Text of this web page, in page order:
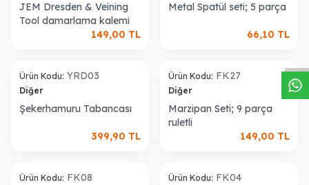
WhasappDesteHatt
JEM Dresden & Veining
Tool damarlama kalemi
149,00 TL
Metal Spatül seti; 5 parça
66,10 TL
Ürün Kodu: YRD03
Diğer
Şekerhamuru Tabancası
399,90 TL
Ürün Kodu: FK27
Diğer
Marzipan Seti; 9 parça
ruletli
149,00 TL
Ürün Kodu: FK08
Ürün Kodu: FK04